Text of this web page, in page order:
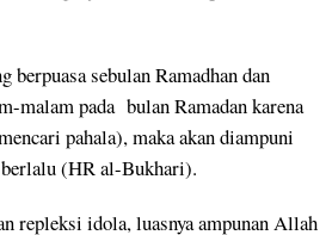
berpuasa sebulan Ramadhan dan
malam pada bulan Ramadan karena
pahala), maka akan diampuni
berlalu (HR al-Bukhari).
repleksi idola, luasnya ampunan Allah